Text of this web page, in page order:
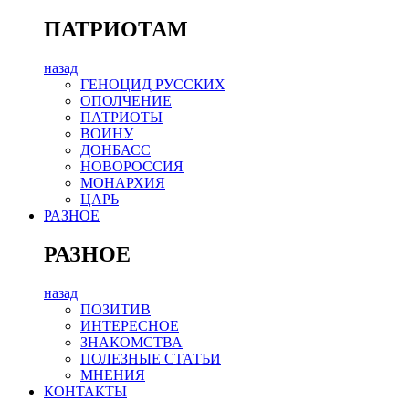
ПАТРИОТАМ
назад
ГЕНОЦИД РУССКИХ
ОПОЛЧЕНИЕ
ПАТРИОТЫ
ВОИНУ
ДОНБАСС
НОВОРОССИЯ
МОНАРХИЯ
ЦАРЬ
РАЗНОЕ
РАЗНОЕ
назад
ПОЗИТИВ
ИНТЕРЕСНОЕ
ЗНАКОМСТВА
ПОЛЕЗНЫЕ СТАТЬИ
МНЕНИЯ
КОНТАКТЫ